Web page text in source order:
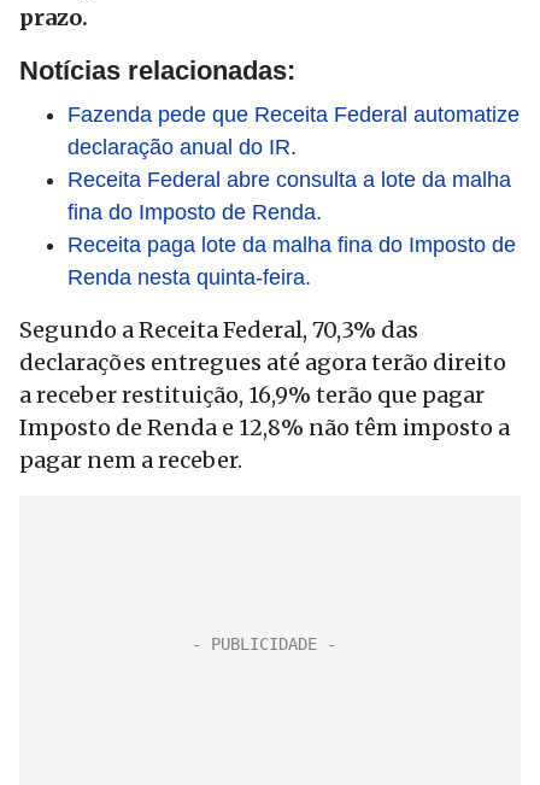
prazo.
Notícias relacionadas:
Fazenda pede que Receita Federal automatize
declaração anual do IR.
Receita Federal abre consulta a lote da malha
fina do Imposto de Renda.
Receita paga lote da malha fina do Imposto de
Renda nesta quinta-feira.
Segundo a Receita Federal, 70,3% das
declarações entregues até agora terão direito
a receber restituição, 16,9% terão que pagar
Imposto de Renda e 12,8% não têm imposto a
pagar nem a receber.